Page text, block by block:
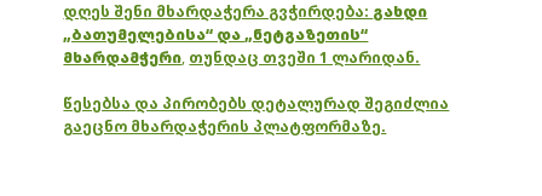
დღეს შენი მხარდაჭერა გვჭირდება: გახდი
„ბათუმელებისა“ და „ნეტგაზეთის“
მხარდამჭერი, თუნდაც თვეში 1 ლარიდან.
წესებსა და პირობებს დეტალურად შეგიძლია
გაეცნო მხარდაჭერის პლატფორმაზე.